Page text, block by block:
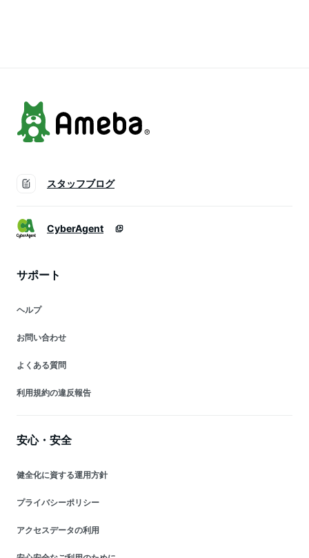
スタッフブログ
CyberAgent
サポート
ヘルプ
お問い合わせ
よくある質問
利用規約の違反報告
安心・安全
健全化に資する運用方針
プライバシーポリシー
アクセスデータの利用